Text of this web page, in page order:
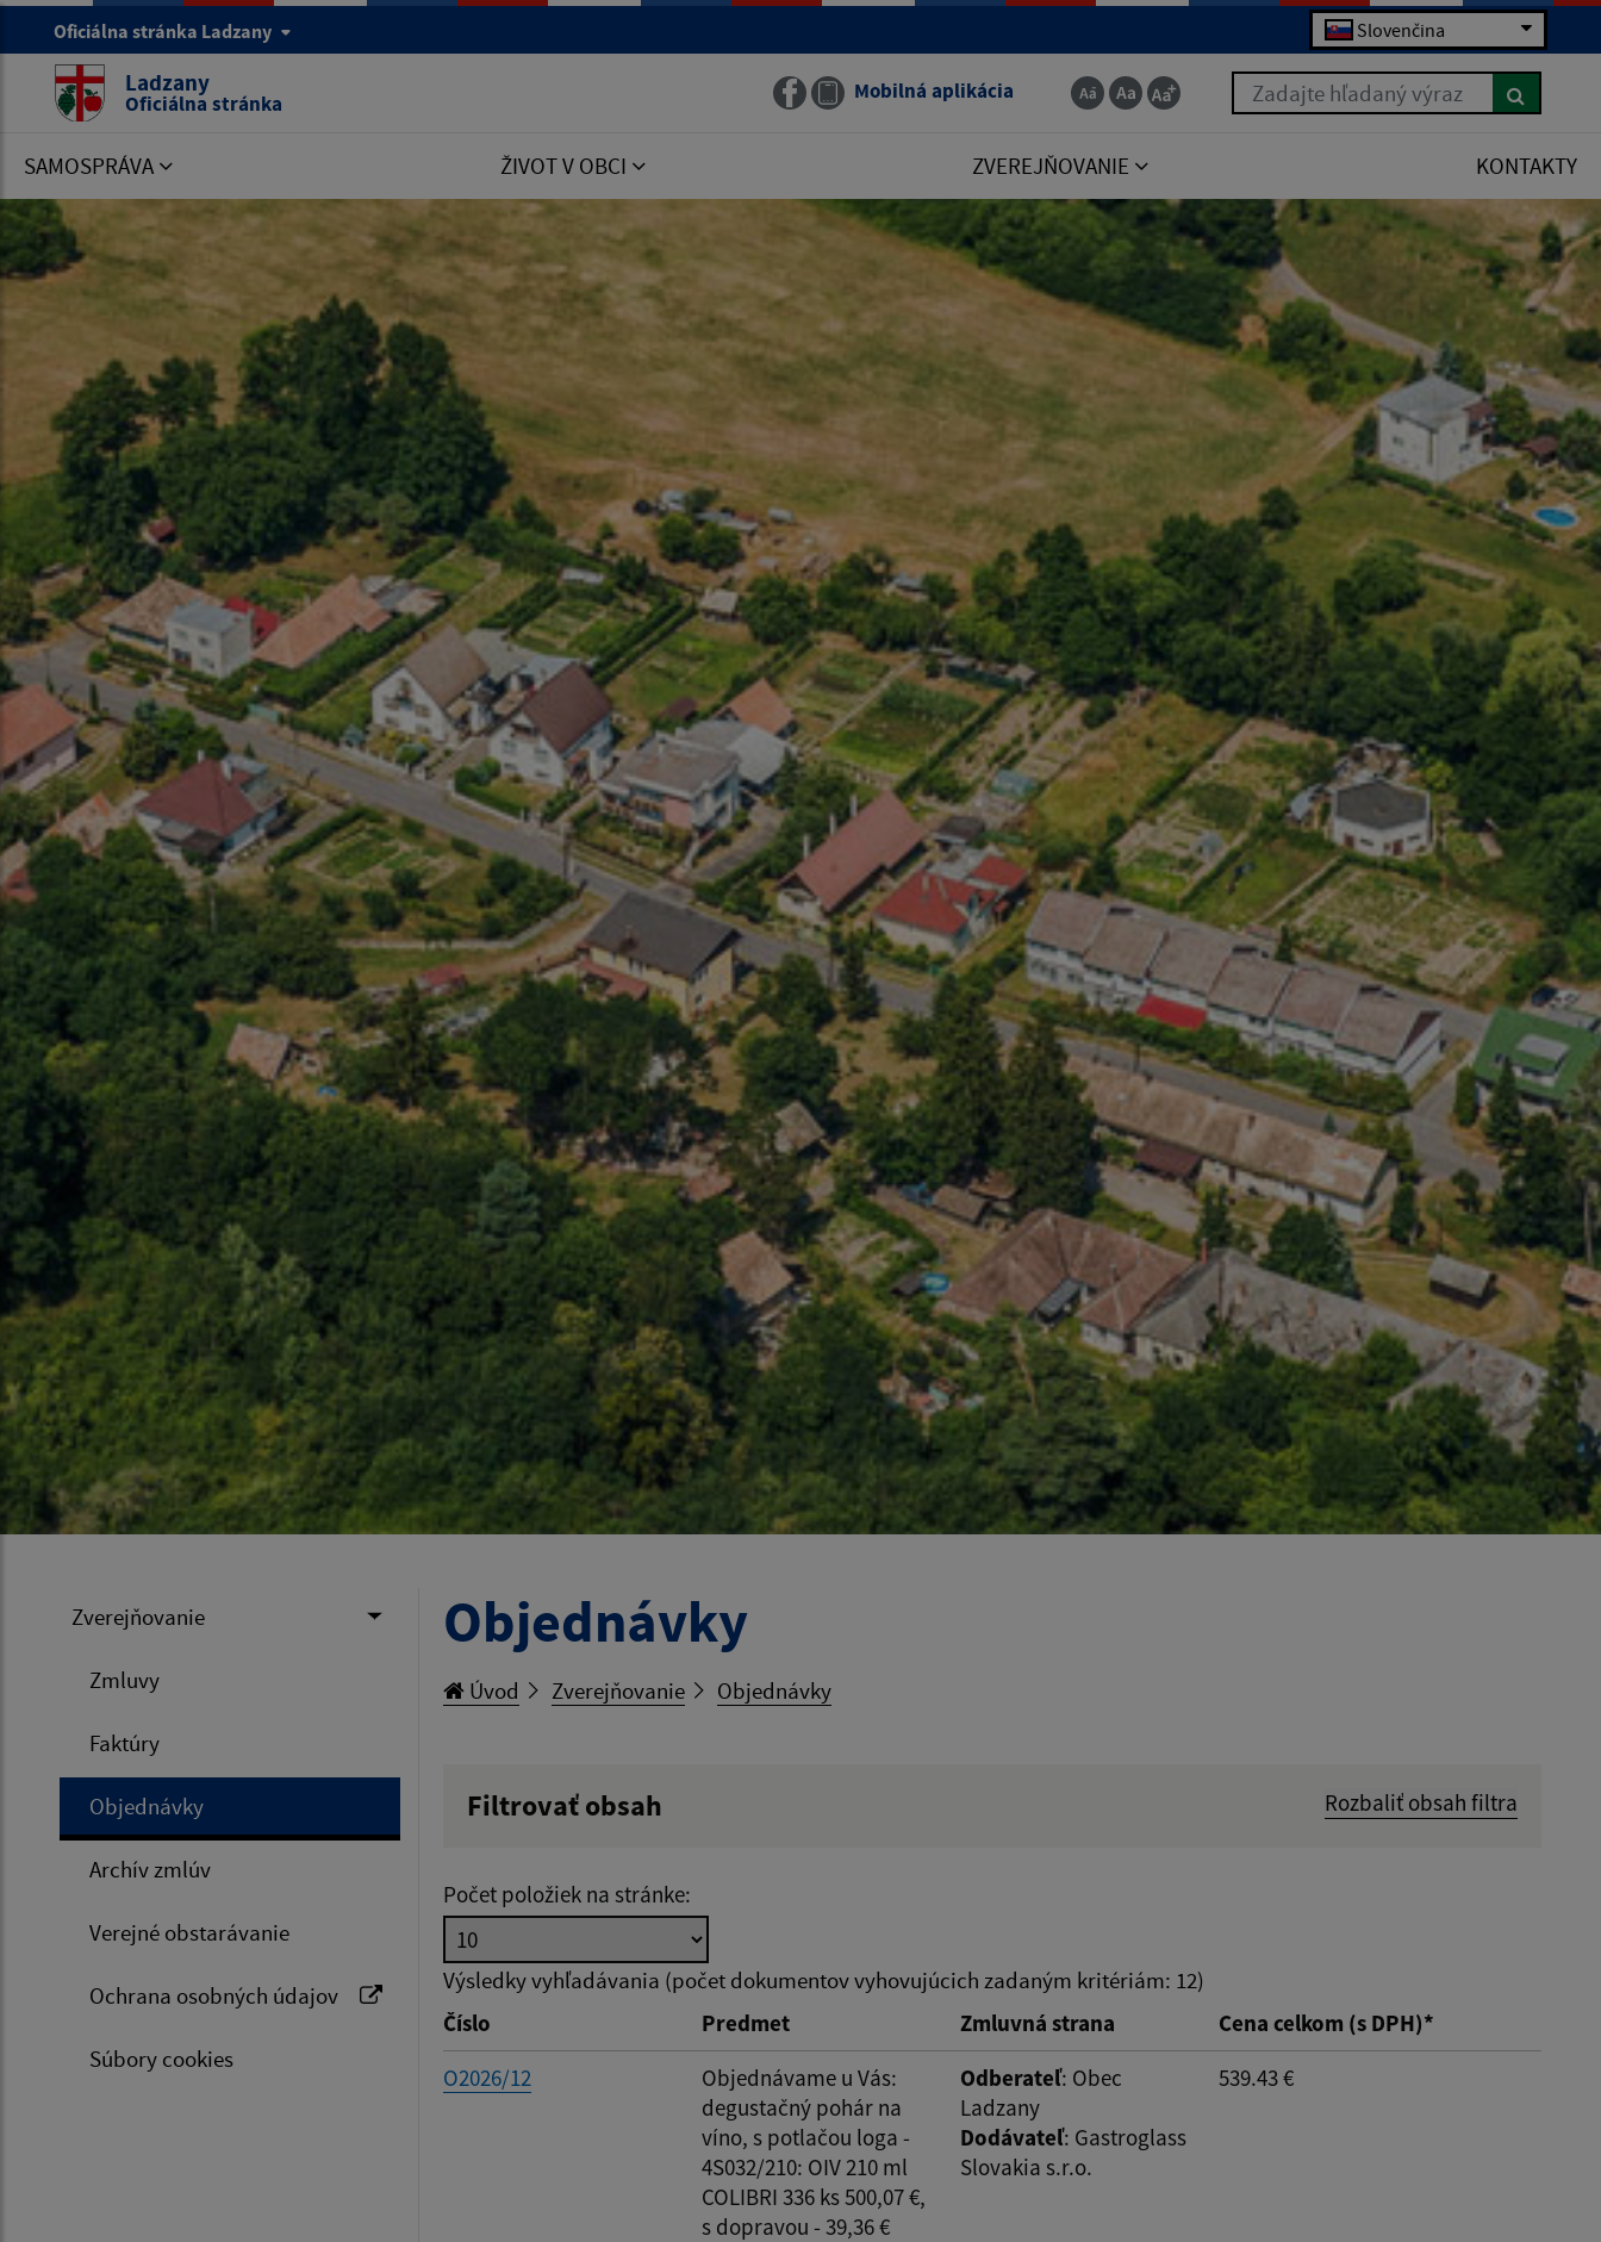
Oficiálna stránka Ladzany Slovenčina
Ladzany
Oficiálna stránka Mobilná aplikácia Zadajte hľadaný výraz
SAMOSPRÁVA ŽIVOT V OBCI ZVEREJŇOVANIE KONTAKTY
Zverejňovanie
Zmluvy
Faktúry
Objednávky
Archív zmlúv
Verejné obstarávanie
Ochrana osobných údajov
Súbory cookies
Objednávky
Úvod Zverejňovanie Objednávky
Filtrovať obsah
Rozbaliť obsah filtra
Typ dátumu:
Suma od: Suma do:
Počet položiek na stránke:
Výsledky vyhľadávania (počet dokumentov vyhovujúcich zadaným kritériám: 12)
Číslo
Predmet Zmluvná strana
Cena celkom (s DPH)*
O2026/12
Objednávame u Vás:
degustačný pohár na
víno, s potlačou loga -
4S032/210: OIV 210 ml
COLIBRI 336 ks 500,07 €,
s dopravou - 39,36 €
Odberateľ: Obec
Ladzany
Dodávateľ: Gastroglass
Slovakia s.r.o.
539.43 €